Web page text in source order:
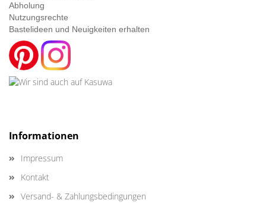
Abholung
Nutzungsrechte
Bastelideen und Neuigkeiten erhalten
Informationen
Impressum
Kontakt
Versand- & Zahlungsbedingungen